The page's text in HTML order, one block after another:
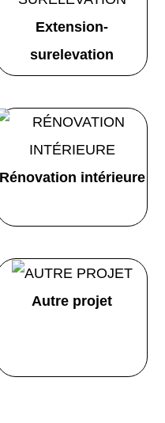
Extension-
surelevation
Rénovation intérieure
Autre projet